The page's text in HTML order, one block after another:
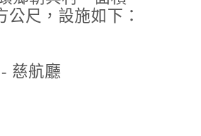
公尺，設施如下：
慈航廳